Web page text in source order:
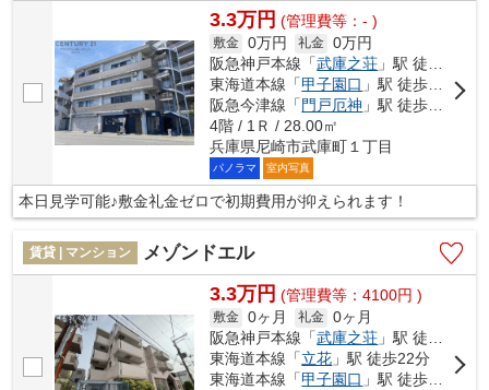
3.3万円 (管理費等：- )
敷金 0万円 礼金 0万円
阪急神戸本線「武庫之荘 」駅 徒歩13分
東海道本線「甲子園口 」駅 徒歩33分
阪急今津線「 門戸厄神 」駅 徒歩49分
4階 / 1Ｒ / 28.00㎡
兵庫県尼崎市武庫町１丁目
パノラマ 室内写真
本日見学可能♪敷金礼金ゼロで初期費用が抑えられます！
賃貸 | マンション メゾンドエル
3.3万円 (管理費等：4100円 )
敷金 0ヶ月 礼金 0ヶ月
阪急神戸本線「武庫之荘 」駅 徒歩8分
東海道本線「立花 」駅 徒歩22分
東海道本線「甲子園口 」駅 徒歩30分